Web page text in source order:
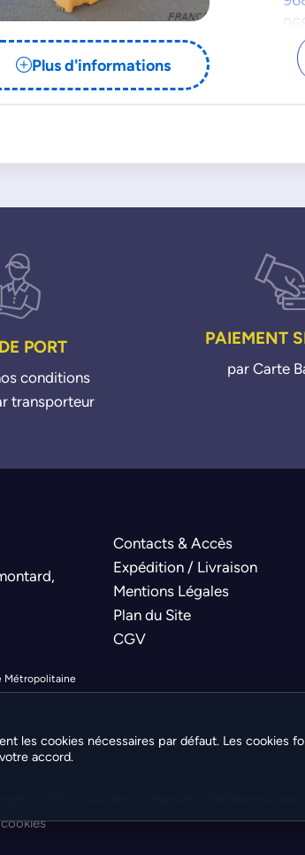
Plus d'informations
PORT
conditions
transporteur
PAIEMENT
par Carte
Contacts & Accès
Expédition / Livraison
Mentions Légales
Plan du Site
CGV
Métropolitaine
les cookies nécessaires par défaut. Les cookies
accord.